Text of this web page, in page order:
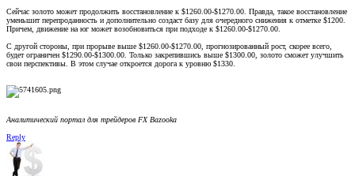
Сейчас золото может продолжить восстановление к $1260.00-$1270.00. Правда, такое восстановление
уменьшит перепроданность и дополнительно создаст базу для очередного снижения к отметке $1200.
Причем, движение на юг может возобновиться при подходе к $1260.00-$1270.00.
С другой стороны, при прорыве выше $1260.00-$1270.00, прогнозированный рост, скорее всего,
будет ограничен $1290.00-$1300.00. Только закрепившись выше $1300.00, золото сможет улучшить
свои перспективы. В этом случае откроется дорога к уровню $1330.
Аналитический портал для трейдеров FX Bazooka
Reply